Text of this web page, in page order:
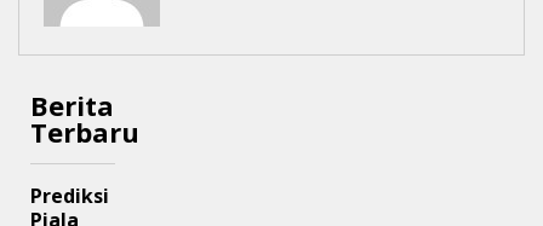
Berita
Terbaru
Prediksi
Piala